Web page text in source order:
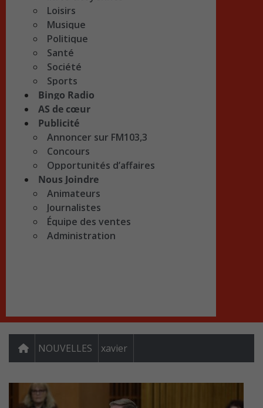
Loisirs
Musique
Politique
Santé
Société
Sports
Bingo Radio
AS de cœur
Publicité
Annoncer sur FM103,3
Concours
Opportunités d’affaires
Nous Joindre
Animateurs
Journalistes
Équipe des ventes
Administration
NOUVELLES xavier